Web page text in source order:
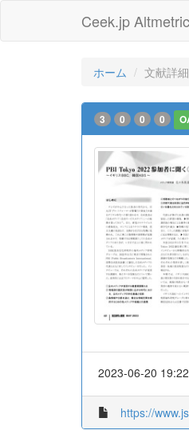
Ceek.jp
ホーム 文献詳細
3 0 0 0
2023-06-20
https://